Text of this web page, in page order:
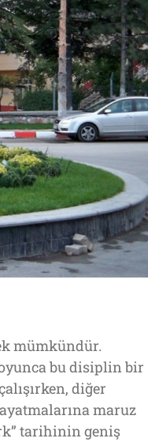
mümkündür.
bu disiplin bir
diğer
maruz
tarihinin geniş